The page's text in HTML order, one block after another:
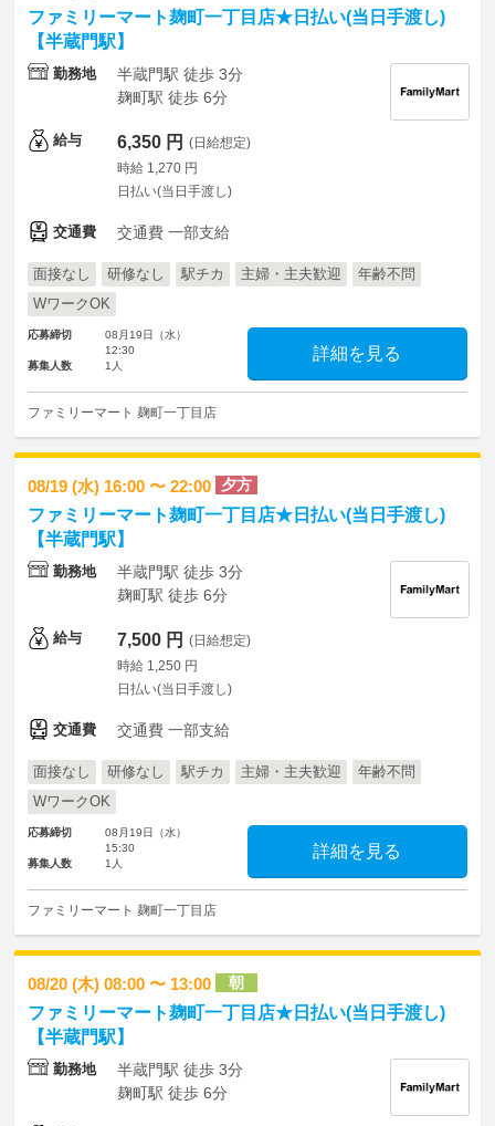
ファミリーマート麹町一丁目店★日払い(当日手渡し)
【半蔵門駅】
勤務地
半蔵門駅 徒歩 3分
麹町駅 徒歩 6分
給与 6,350 円 (日給想定)
時給 1,270 円
日払い(当日手渡し)
交通費 交通費 一部支給
面接なし 研修なし 駅チカ 主婦・主夫歓迎
年齢不問
WワークOK
応募締切
08月19日（水）
12:30
募集人数
1人
詳細を見る
ファミリーマート 麹町一丁目店
08/19 (水) 16:00 〜 22:00 夕方
ファミリーマート麹町一丁目店★日払い(当日手渡し)
【半蔵門駅】
勤務地
半蔵門駅 徒歩 3分
麹町駅 徒歩 6分
給与 7,500 円 (日給想定)
時給 1,250 円
日払い(当日手渡し)
交通費 交通費 一部支給
面接なし 研修なし 駅チカ 主婦・主夫歓迎
年齢不問
WワークOK
応募締切
08月19日（水）
15:30
募集人数
1人
詳細を見る
ファミリーマート 麹町一丁目店
08/20 (木) 08:00 〜 13:00 朝
ファミリーマート麹町一丁目店★日払い(当日手渡し)
【半蔵門駅】
勤務地
半蔵門駅 徒歩 3分
麹町駅 徒歩 6分